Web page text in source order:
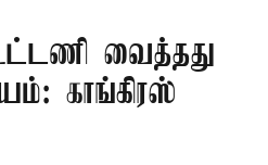
வைத்தது
காங்கிரஸ்